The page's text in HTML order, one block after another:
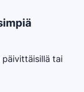
tai